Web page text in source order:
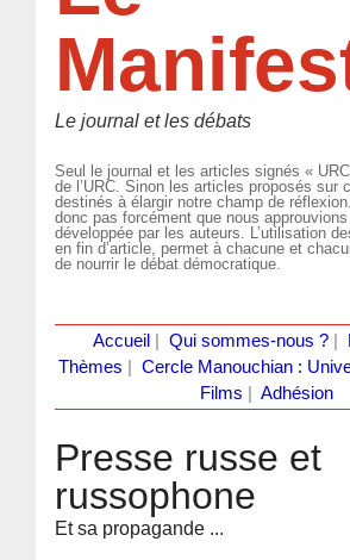
Le journal et les débats
Seul le journal et les articles signés «
de l’URC. Sinon les articles proposés sur
destinés à élargir notre champ de
donc pas forcément que nous
développée par les auteurs. L’utilisation
en fin d’article, permet à chacune et
de nourrir le débat démocratique.
Accueil Qui sommes-nous ?|
Thèmes
Cercle Manouchian :
Films
Adhésion
Presse russe et
russophone
Et sa propagande ...